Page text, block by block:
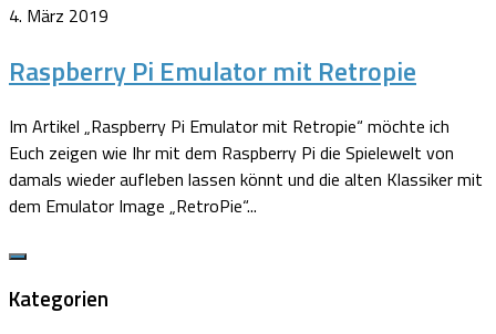
4. März 2019
Raspberry Pi Emulator mit Retropie
Im Artikel „Raspberry Pi Emulator mit Retropie“ möchte ich
Euch zeigen wie Ihr mit dem Raspberry Pi die Spielewelt von
damals wieder aufleben lassen könnt und die alten Klassiker mit
dem Emulator Image „RetroPie“...
Kategorien